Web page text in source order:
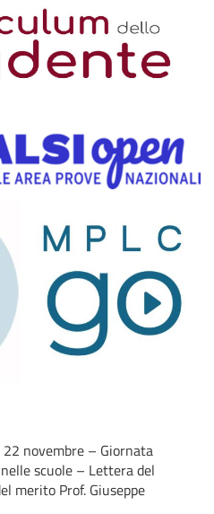
22 novembre – Giornata
scuole – Lettera del
merito Prof. Giuseppe